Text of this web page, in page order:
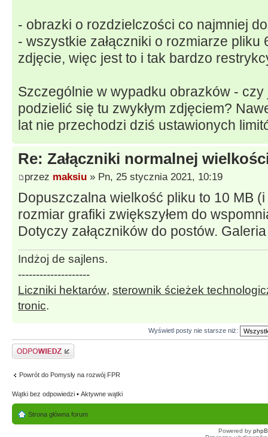
- obrazki o rozdzielczości co najmniej
- wszystkie załączniki o rozmiarze pliku
zdjęcie, więc jest to i tak bardzo
Szczególnie w wypadku obrazków -
podzielić się tu zwykłym zdjęciem?
lat nie przechodzi dziś ustawionych
Re: Załączniki normalnej
przez maksiu » Pn, 25 stycznia 2021, 10:19
Dopuszczalna wielkość pliku to 10 MB (i
rozmiar grafiki zwiększyłem do
Dotyczy załączników do postów.
Indżoj de sajlens.
--------------------
Liczniki hektarów, sterownik ścieżek
tronic.
Wyświetl posty nie starsze niż:
Odpowiedz
Powrót do Pomysły na rozwój FPR
Wątki bez odpowiedzi • Aktywne wątki
Strona główna forum
Powered by